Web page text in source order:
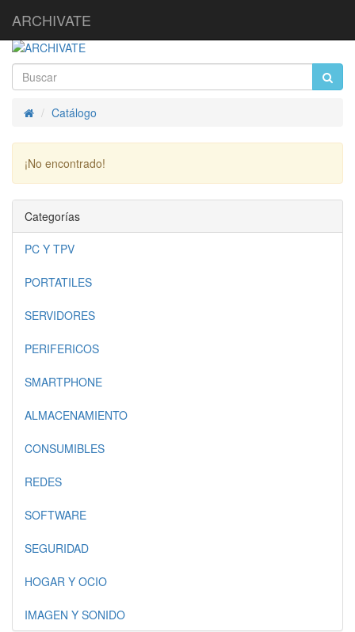
ARCHIVATE
InicioCatálogo
¡No encontrado!
Categorías
PC Y TPV
PORTATILES
SERVIDORES
PERIFERICOS
SMARTPHONE
ALMACENAMIENTO
CONSUMIBLES
REDES
SOFTWARE
SEGURIDAD
HOGAR Y OCIO
IMAGEN Y SONIDO